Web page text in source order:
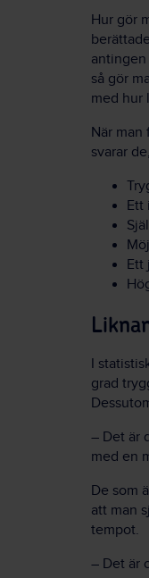
Hur gör
antingen
så gör
med hur
När man
svarar
Ett
Ett
I
grad
– Det är
med en
De som
att man
tempot.
– Det är